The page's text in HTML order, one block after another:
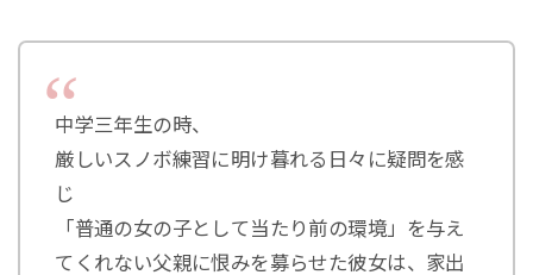
中学三年生の時、
厳しいスノボ練習に明け暮れる日々に疑問を感
じ
「普通の女の子として当たり前の環境」を与え
てくれない父親に恨みを募らせた彼女は、家出